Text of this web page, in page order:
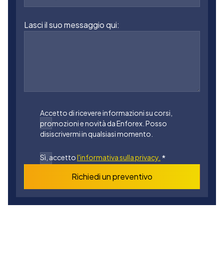
Lasci il suo messaggio qui:
Accetto di ricevere informazioni su corsi,
promozioni e novità da Enforex. Posso
disiscrivermi in qualsiasi momento.
Sì, accettol'informativa sulla privacy. *
Richiedi un preventivo